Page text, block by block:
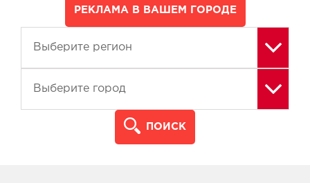
РЕКЛАМА В ВАШЕМ ГОРОДЕ
ПОИСК